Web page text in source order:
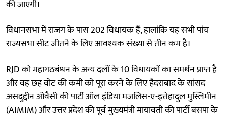
की जाएगी।
विधानसभा में राजग के पास 202 विधायक हैं, हालांकि यह सभी पांच
राज्यसभा सीट जीतने के लिए आवश्यक संख्या से तीन कम है।
RJD को महागठबंधन के अन्य दलों के 10 विधायकों का समर्थन प्राप्त है
और वह छह वोट की कमी को पूरा करने के लिए हैदराबाद के सांसद
असदुद्दीन ओवैसी की पार्टी ऑल इंडिया मजलिस-ए-इत्तेहादुल मुस्लिमीन
(AIMIM) और उत्तर प्रदेश की पूर्व मुख्यमंत्री मायावती की पार्टी बसपा के